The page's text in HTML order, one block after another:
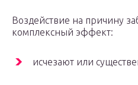
Воздействие на причину
комплексный эффект:
исчезают или